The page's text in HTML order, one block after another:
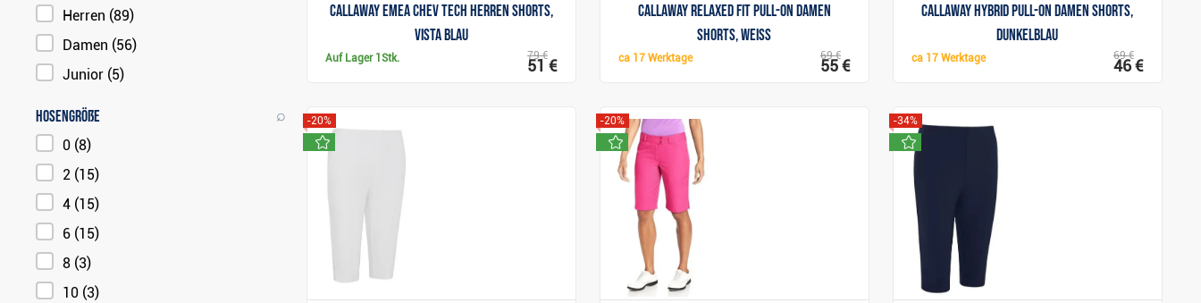
Callaway Emea Chev Tech Herren Shorts,
vista blau
Auf Lager 1Stk. 79 €
51 €
Callaway Relaxed Fit Pull-On Damen
Shorts, weiss
ca 17 Werktage 69 €
55 €
Callaway Hybrid Pull-On Damen Shorts,
dunkelblau
ca 17 Werktage 69 €
46 €
-20% -20%
neu
-34%
Herren (89)
Damen (56)
Junior (5)
Hosengröße ⌕
0 (8)
2 (15)
4 (15)
6 (15)
8 (3)
10 (3)